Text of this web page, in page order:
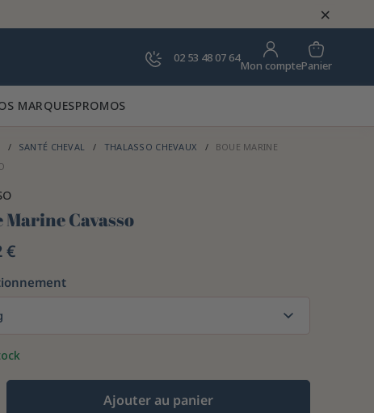
×
02 53 48 07 64
Mon comptePanier
MARQUESPROMOS
SANTÉ CHEVAL THALASSO CHEVAUX
BOUE MARINE
Marine Cavasso
€
Ajouter au panier